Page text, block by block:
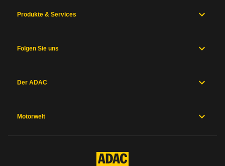
Produkte & Services
Folgen Sie uns
Der ADAC
Motorwelt